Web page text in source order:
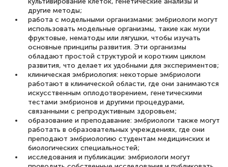
другие методы;
работа с модельными организмами: эмбриологи могут
использовать модельные организмы, такие как мухи
фруктовые, нематоды или лягушки, чтобы изучать
основные принципы развития. Эти организмы
обладают простой структурой и коротким циклом
развития, что делает их удобными для экспериментов;
клиническая эмбриология: некоторые эмбриологи
работают в клинической области, где они занимаются
искусственным оплодотворением, генетическими
тестами эмбрионов и другими процедурами,
связанными с репродуктивным здоровьем;
образование и преподавание: эмбриологи также могут
работать в образовательных учреждениях, где они
преподают эмбриологию студентам медицинских и
биологических специальностей;
исследования и публикации: эмбриологи могут